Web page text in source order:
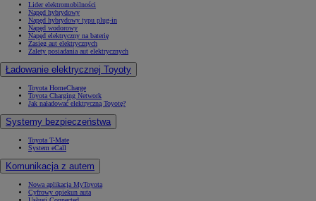
Lider elektromobilności
Napęd hybrydowy
Napęd hybrydowy typu plug-in
Napęd wodorowy
Napęd elektryczny na baterię
Zasięg aut elektrycznych
Zalety posiadania aut elektrycznych
Ładowanie elektrycznej Toyoty
Toyota HomeCharge
Toyota Charging Network
Jak naładować elektryczną Toyotę?
Systemy bezpieczeństwa
Toyota T-Mate
System eCall
Komunikacja z autem
Nowa aplikacja MyToyota
Cyfrowy opiekun auta